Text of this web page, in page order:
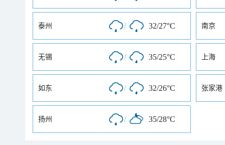
泰州 / 32/27°C 南京
无锡 / 35/25°C 上海
如东 / 32/26°C 张家港
扬州 / 35/28°C